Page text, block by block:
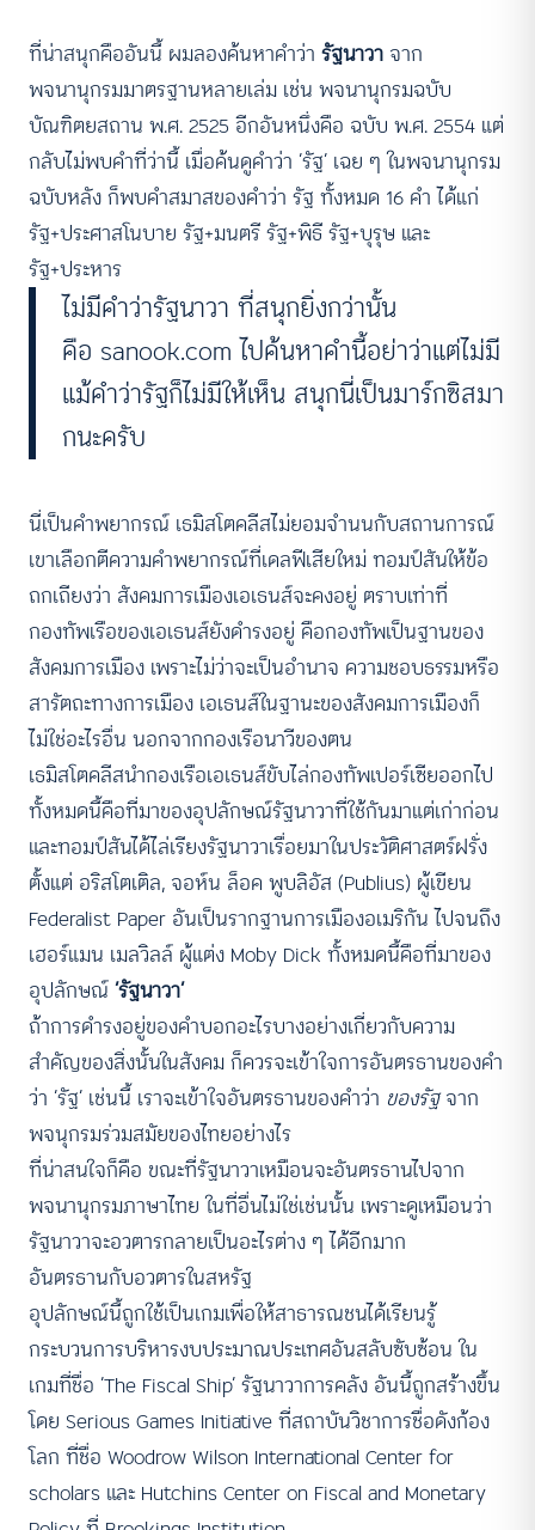
ที่น่าสนุกคืออันนี้ ผมลองค้นหาคำว่า รัฐนาวา จาก
พจนานุกรมมาตรฐานหลายเล่ม เช่น พจนานุกรมฉบับ
บัณฑิตยสถาน พ.ศ. 2525 อีกอันหนึ่งคือ ฉบับ พ.ศ. 2554 แต่
กลับไม่พบคำที่ว่านี้ เมื่อค้นดูคำว่า ‘รัฐ’ เฉย ๆ ในพจนานุกรม
ฉบับหลัง ก็พบคำสมาสของคำว่า รัฐ ทั้งหมด 16 คำ ได้แก่
รัฐ+ประศาสโนบาย รัฐ+มนตรี รัฐ+พิธี รัฐ+บุรุษ และ
รัฐ+ประหาร
ไม่มีคำว่ารัฐนาวา ที่สนุกยิ่งกว่านั้น
คือ sanook.com ไปค้นหาคำนี้อย่าว่าแต่ไม่มี
แม้คำว่ารัฐก็ไม่มีให้เห็น สนุกนี่เป็นมาร์กซิสมา
กนะครับ
นี่เป็นคำพยากรณ์ เธมิสโตคลีสไม่ยอมจำนนกับสถานการณ์
เขาเลือกตีความคำพยากรณ์ที่เดลฟีเสียใหม่ ทอมป์สันให้ข้อ
ถกเถียงว่า สังคมการเมืองเอเธนส์จะคงอยู่ ตราบเท่าที่
กองทัพเรือของเอเธนส์ยังดำรงอยู่ คือกองทัพเป็นฐานของ
สังคมการเมือง เพราะไม่ว่าจะเป็นอำนาจ ความชอบธรรมหรือ
สารัตถะทางการเมือง เอเธนส์ในฐานะของสังคมการเมืองก็
ไม่ใช่อะไรอื่น นอกจากกองเรือนาวีของตน
เธมิสโตคลีสนำกองเรือเอเธนส์ขับไล่กองทัพเปอร์เซียออกไป
ทั้งหมดนี้คือที่มาของอุปลักษณ์รัฐนาวาที่ใช้กันมาแต่เก่าก่อน
และทอมป์สันได้ไล่เรียงรัฐนาวาเรื่อยมาในประวัติศาสตร์ฝรั่ง
ตั้งแต่ อริสโตเติล, จอห์น ล็อค พูบลิอัส (Publius) ผู้เขียน
Federalist Paper อันเป็นรากฐานการเมืองอเมริกัน ไปจนถึง
เฮอร์แมน เมลวิลล์ ผู้แต่ง Moby Dick ทั้งหมดนี้คือที่มาของ
อุปลักษณ์‘รัฐนาวา’
ถ้าการดำรงอยู่ของคำบอกอะไรบางอย่างเกี่ยวกับความ
สำคัญของสิ่งนั้นในสังคม ก็ควรจะเข้าใจการอันตรธานของคำ
ว่า ‘รัฐ’ เช่นนี้ เราจะเข้าใจอันตรธานของคำว่า ของรัฐจาก
พจนุกรมร่วมสมัยของไทยอย่างไร
ที่น่าสนใจก็คือ ขณะที่รัฐนาวาเหมือนจะอันตรธานไปจาก
พจนานุกรมภาษาไทย ในที่อื่นไม่ใช่เช่นนั้น เพราะดูเหมือนว่า
รัฐนาวาจะอวตารกลายเป็นอะไรต่าง ๆ ได้อีกมาก
อันตรธานกับอวตารในสหรัฐ
อุปลักษณ์นี้ถูกใช้เป็นเกมเพื่อให้สาธารณชนได้เรียนรู้
กระบวนการบริหารงบประมาณประเทศอันสลับซับซ้อน ใน
เกมที่ชื่อ ‘The Fiscal Ship’ รัฐนาวาการคลัง อันนี้ถูกสร้างขึ้น
โดย Serious Games Initiative ที่สถาบันวิชาการชื่อดังก้อง
โลก ที่ชื่อ Woodrow Wilson International Center for
scholars และ Hutchins Center on Fiscal and Monetary